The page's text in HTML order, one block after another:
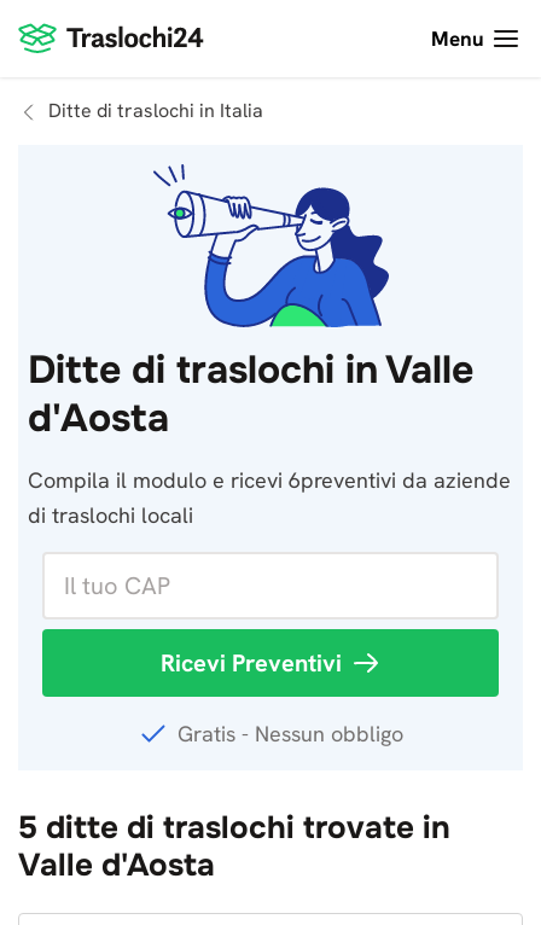
Menu
Ditte di traslochi in Italia
Ditte di traslochi in Valle
d'Aosta
Compila il modulo e ricevi 6preventivi da aziende
di traslochi locali
Ricevi Preventivi
Gratis - Nessun obbligo
5 ditte di traslochi trovate in
Valle d'Aosta